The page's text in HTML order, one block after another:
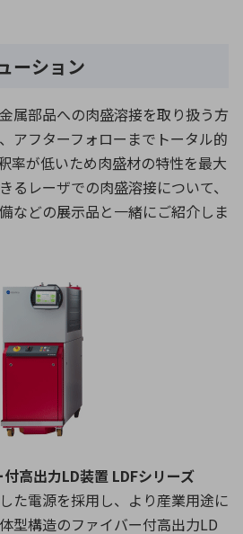
ーション
属部品への肉盛溶接を取り扱う方
アフターフォローまでトータル的
率が低いため肉盛材の特性を最大
るレーザでの肉盛溶接について、
などの展示品と一緒にご紹介しま
高出力LD装置 LDFシリーズ
た電源を採用し、より産業用途に
型構造のファイバー付高出力LD